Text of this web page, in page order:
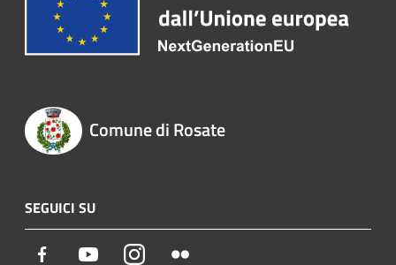
Comune di Rosate
SEGUICI SU
Facebook YoutubeInstagram